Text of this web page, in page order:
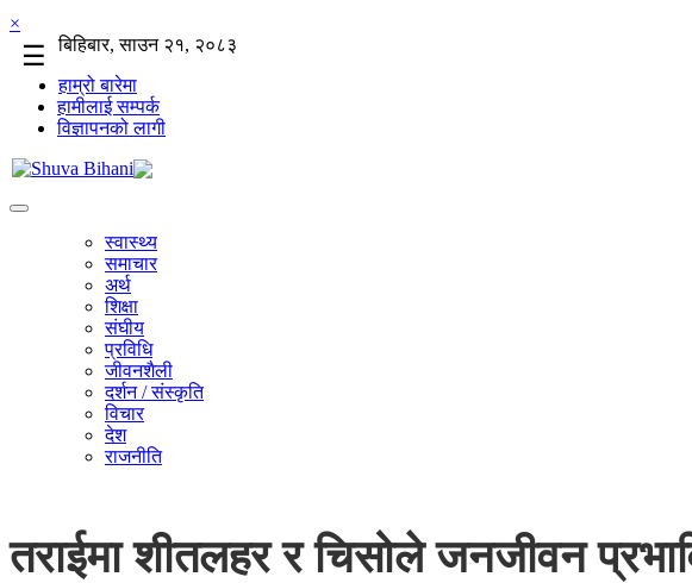
×
☰
बिहिबार, साउन २१, २०८३
हाम्रो बारेमा
हामीलाई सम्पर्क
विज्ञापनको लागी
स्वास्थ्य
समाचार
अर्थ
शिक्षा
संघीय
प्रविधि
जीवनशैली
दर्शन / संस्कृति
विचार
देश
राजनीति
तराईमा शीतलहर र चिसोले जनजीवन